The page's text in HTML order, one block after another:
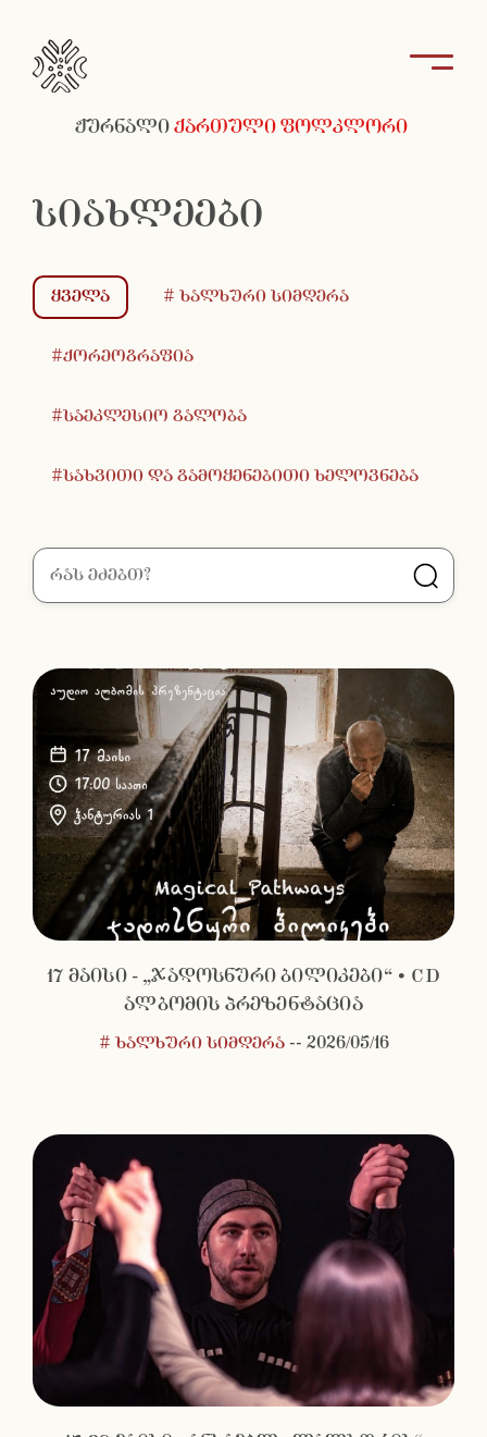
ჟურნალიქართული ფოლკლორი
სიახლეები
ყველა # ხალხური სიმღერა
#ქორეოგრაფია
#საეკლესიო გალობა
#სახვითი და გამოყენებითი ხელოვნება
17 მაისი - „ჯადოსნური ბილიკები“ • CD
ალბომის პრეზენტაცია
# ხალხური სიმღერა -- 2026/05/16